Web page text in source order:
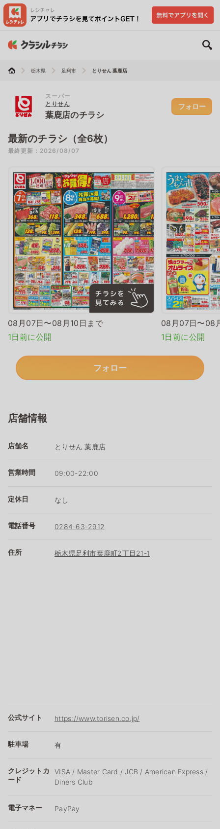
栃木県 足利市 とりせん 葉鹿店
スーパー
とりせん
葉鹿店のチラシ
フォロー
最新のチラシ（全6枚）
最終更新：2026/08/07
08月07日〜08月10日まで
1日前に公開
08月07日〜08
1日前に公開
フォロー
店舗情報
店舗名 とりせん 葉鹿店
営業時間 09:00-22:00
定休日 なし
電話番号 0284-63-2912
住所 栃木県足利市葉鹿町2丁目21-1
公式サイト https://www.torisen.co.jp/
駐車場 有
クレジットカ
ード
VISA / Master Card / JCB / American Express /
Diners Club
電子マネー PayPay